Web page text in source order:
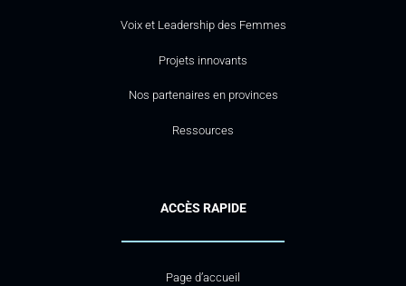
Voix et Leadership des Femmes
Projets innovants
Nos partenaires en provinces
Ressources
ACCÈS RAPIDE
Page d’accueil